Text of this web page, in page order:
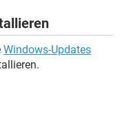
Windows-Updates